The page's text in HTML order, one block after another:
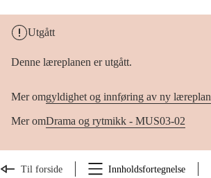
Utgått
Denne læreplanen er utgått.
Mer omgyldighet og innføring av ny læreplan
Mer omDrama og rytmikk - MUS03-02
Til forside Innholdsfortegnelse